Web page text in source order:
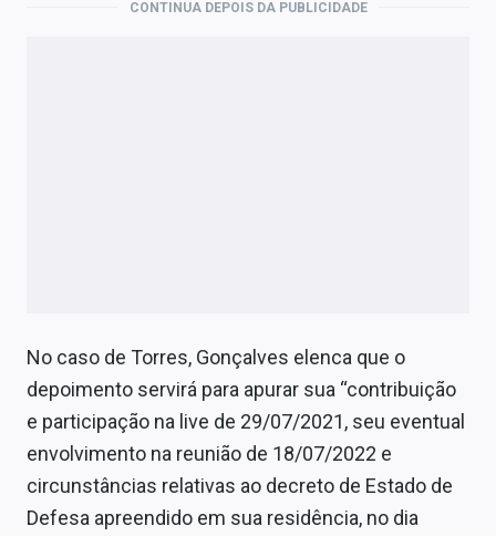
CONTINUA DEPOIS DA PUBLICIDADE
No caso de Torres, Gonçalves elenca que o
depoimento servirá para apurar sua “contribuição
e participação na live de 29/07/2021, seu eventual
envolvimento na reunião de 18/07/2022 e
circunstâncias relativas ao decreto de Estado de
Defesa apreendido em sua residência, no dia